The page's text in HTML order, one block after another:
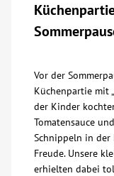
Begegnung
Bildung
Über uns
Veranstaltungen
Vor der
Küchenpartie mit
der Kinder
Tomatensauce
Schnippeln in
Freude. Unsere
erhielten dabei